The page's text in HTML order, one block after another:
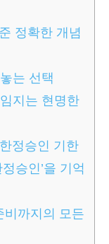
정확한 개념
는 선택
지는 현명한
정승인 기한
승인’을 기억
비까지의 모든